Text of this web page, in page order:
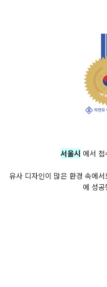
서울시 에서
유사 디자인이 많은 환경 속에
에 성